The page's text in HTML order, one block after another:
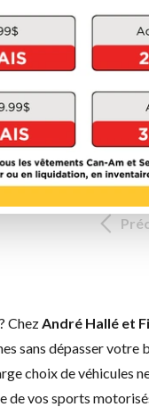
2,99%
Offre
Chez André Hallé et
sans dépasser votre
choix devéhicules
de vos sports